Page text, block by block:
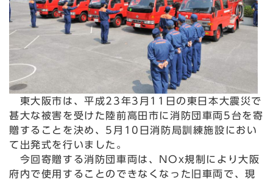
東大阪市は、平成23年3月11日の東日本大震災で
甚大な被害を受けた陸前高田市に消防団車両5台を寄
贈することを決め、5月10日消防局訓練施設におい
て出発式を行いました。
今回寄贈する消防団車両は、NOx規制により大阪
府内で使用することのできなくなった旧車両で、現